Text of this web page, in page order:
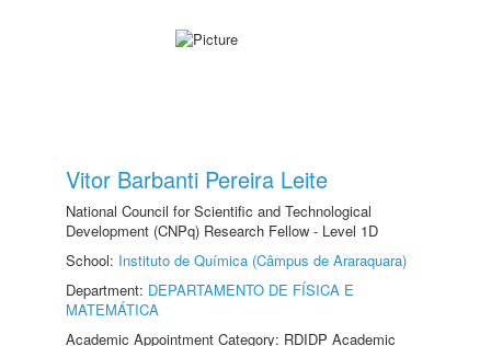
Vitor Barbanti Pereira Leite
National Council for Scientific and Technological
Development (CNPq) Research Fellow - Level 1D
School: Instituto de Química (Câmpus de Araraquara)
Department: DEPARTAMENTO DE FÍSICA E
MATEMÁTICA
Academic Appointment Category: RDIDP Academic